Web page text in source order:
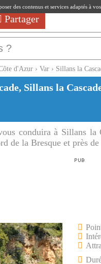
Partager
d'Azur › Var › Sillans la
Sillans la
conduira à Sillans
de la Bresque et près de
des contenus et services adaptés à